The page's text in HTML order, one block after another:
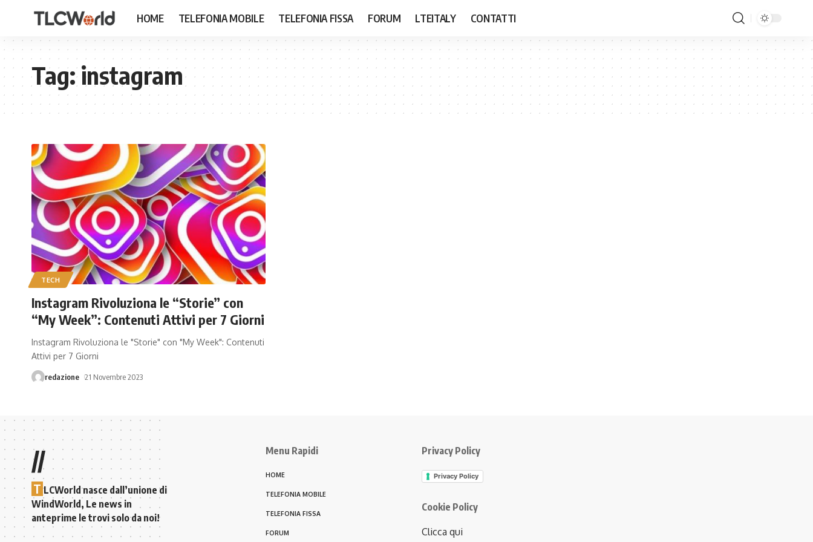
HOME TELEFONIA MOBILE TELEFONIA FISSA FORUM LTEITALY CONTATTI
Tag:instagram
TECH
Instagram Rivoluziona le “Storie” con
“My Week”: Contenuti Attivi per 7 Giorni
Instagram Rivoluziona le "Storie" con "My Week": Contenuti
Attivi per 7 Giorni
redazione 21 Novembre 2023
//
T LCWorld nasce dall’unione di
WindWorld, Le news in
anteprime le trovi solo da noi!
Menu Rapidi
HOME
TELEFONIA MOBILE
TELEFONIA FISSA
FORUM
Privacy Policy
Privacy Policy
Cookie Policy
Clicca qui